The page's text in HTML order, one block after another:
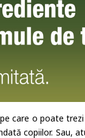
care o poate
copiilor. Sau,